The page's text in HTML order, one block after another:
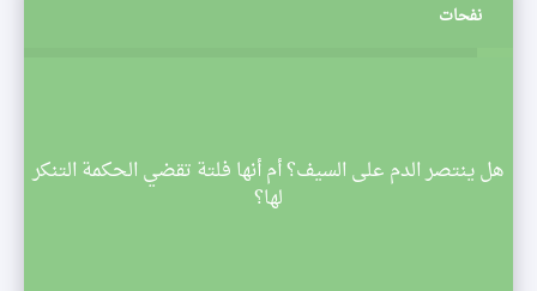
نفحات
هل ينتصر الدم على السيف؟ أم أنها فلتة تقضي الحكمة التنكر
لها؟